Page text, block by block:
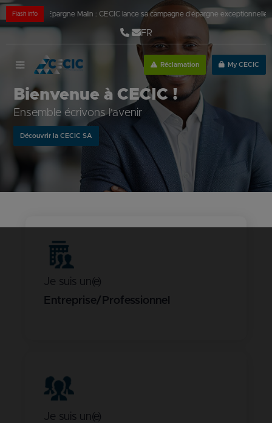
Flash Info
fêtes|Épargne Malin : CECIC lance sa campagne d’épargne exceptionnelle!|
FR
Réclamation My CECIC
Bienvenue à CECIC !
Ensemble écrivons l'avenir
Découvrir la CECIC SA
Je suis un(e)
Entreprise/Professionnel
Je suis un(e)